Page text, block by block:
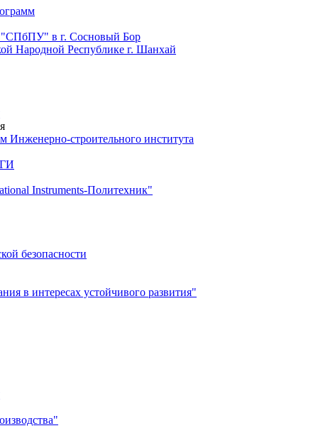
"СПбПУ" в г. Сосновый Бор
Народной Республике г. Шанхай
строительного института
Instruments-Политехник"
безопасности
в интересах устойчивого развития"